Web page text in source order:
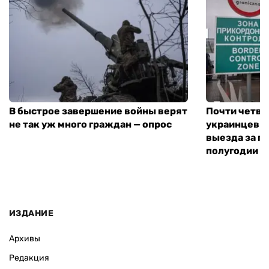
В быстрое завершение войны верят
не так уж много граждан — опрос
Почти
украинцев
выезда за
полугодии
ИЗДАНИЕ
Архивы
Редакция